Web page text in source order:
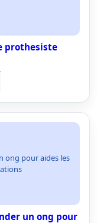
prothesiste
ong pour aides les
un ong pour